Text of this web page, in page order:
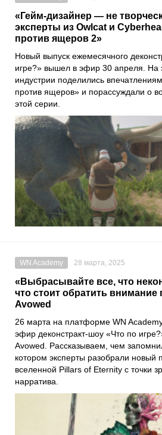
«Гейм-дизайнер — не
эксперты из Owlcat и
против ящеров 2»
Новый выпуск ежемесячного
игре?» вышел в эфир 30 апреля. На
индустрии поделились
против ящеров» и порассуждали о
этой серии.
WN Academy 28 марта, 2025
«Выбрасывайте все, что
что стоит обратить внимание
Avowed
26 марта на платформе WN
эфир деконстракт-шоу «Что по
Avowed. Рассказываем, чем
котором эксперты разобрали новый
вселенной Pillars of Eternity с точки
нарратива.